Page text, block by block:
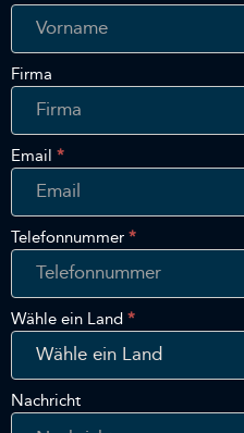
Touch
Firma
Email *
Telefonnummer *
Wähle ein Land *
Nachricht